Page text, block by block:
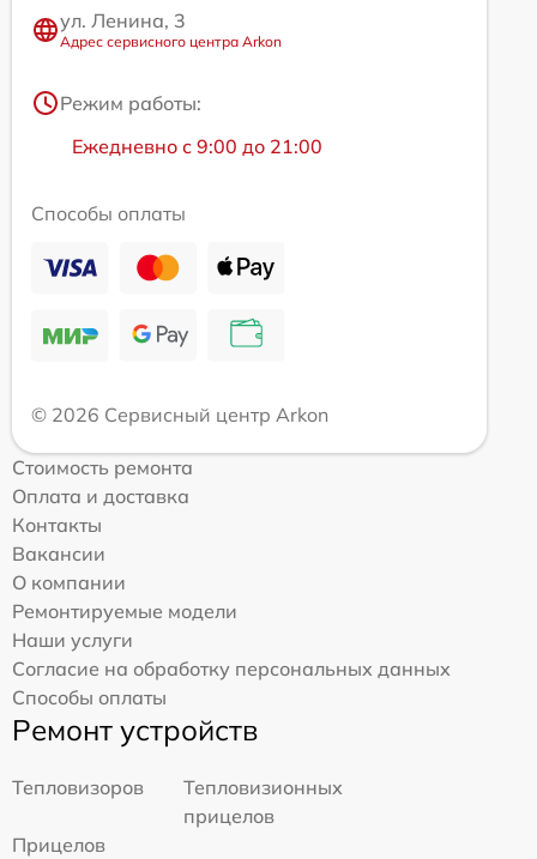
ул. Ленина, 3
Адрес сервисного центра Arkon
Режим работы:
Ежедневно с 9:00 до 21:00
Способы оплаты
© 2026 Сервисный центр Arkon
Стоимость ремонта
Оплата и доставка
Контакты
Вакансии
О компании
Ремонтируемые модели
Наши услуги
Согласие на обработку персональных данных
Способы оплаты
Ремонт устройств
Тепловизоров
Тепловизионных
прицелов
Прицелов